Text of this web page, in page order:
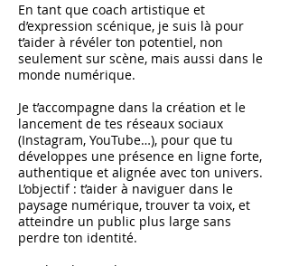
En tant que coach artistique et
d’expression scénique, je suis là pour
t’aider à révéler ton potentiel, non
seulement sur scène, mais aussi dans le
monde numérique.
Je t’accompagne dans la création et le
lancement de tes réseaux sociaux
(Instagram, YouTube…), pour que tu
développes une présence en ligne forte,
authentique et alignée avec ton univers.
L’objectif : t’aider à naviguer dans le
paysage numérique, trouver ta voix, et
atteindre un public plus large sans
perdre ton identité.